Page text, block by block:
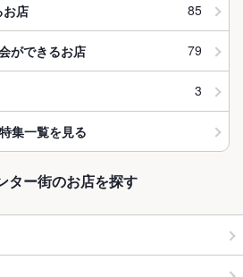
お店 85
ができるお店 79
3
特集一覧を見る
ター街のお店を探す